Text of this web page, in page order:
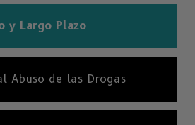
y Largo Plazo
Abuso de las Drogas